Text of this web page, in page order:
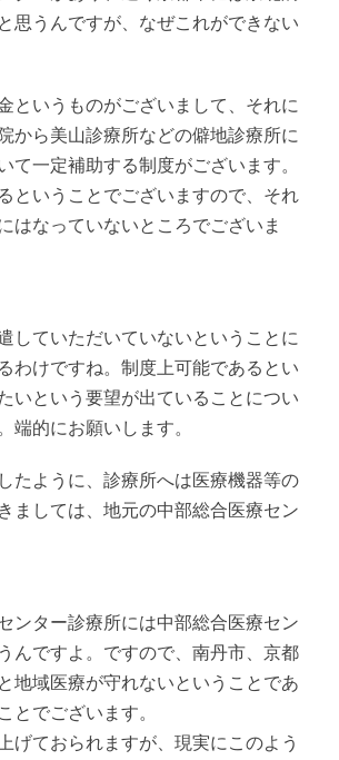
思うんですが、なぜこれができない
いうものがございまして、それに
から美山診療所などの僻地診療所に
一定補助する制度がございます。
ということでございますので、それ
はなっていないところでございま
ていただいていないということに
わけですね。制度上可能であるとい
いという要望が出ていることについ
的にお願いします。
ように、診療所へは医療機器等の
ましては、地元の中部総合医療セン
ター診療所には中部総合医療セン
んですよ。ですので、南丹市、京都
地域医療が守れないということであ
でございます。
ておられますが、現実にこのよう